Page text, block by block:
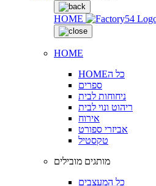
HOME
HOME
HOMEכל ה
ספרים
ניחוחות לבית
ריהוט ונוי לבית
אירוח
אביזרי ספורט
טקסטיל
מותגים מובילים
כל המעצבים